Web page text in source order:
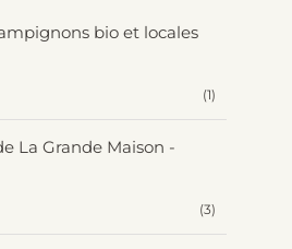
bio et locales
(1)
La Grande Maison -
(3)